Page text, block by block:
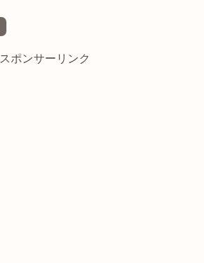
スポンサーリンク